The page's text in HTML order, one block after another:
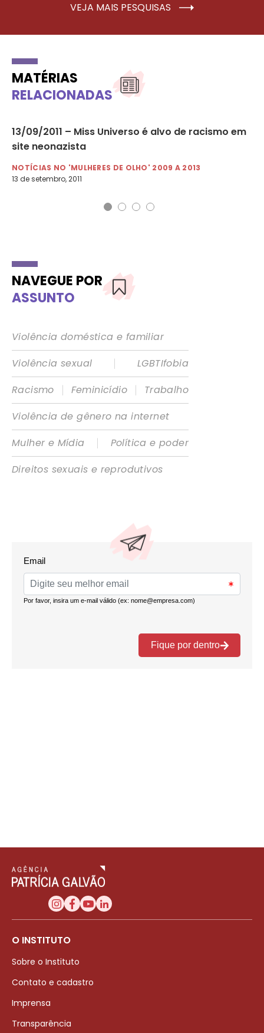
VEJA MAIS PESQUISAS
MATÉRIAS
RELACIONADAS
13/09/2011 – Miss Universo é alvo de racismo em
site neonazista
NOTÍCIAS NO 'MULHERES DE OLHO' 2009 A 2013
13 de setembro, 2011
NAVEGUE POR
ASSUNTO
Violência doméstica e familiar
Violência sexual
|
LGBTIfobia
Racismo
| Feminicídio |
Trabalho
Violência de gênero na internet
Mulher e Mídia
|
Política e poder
Direitos sexuais e reprodutivos
O INSTITUTO
Sobre o Instituto
Contato e cadastro
Imprensa
Transparência